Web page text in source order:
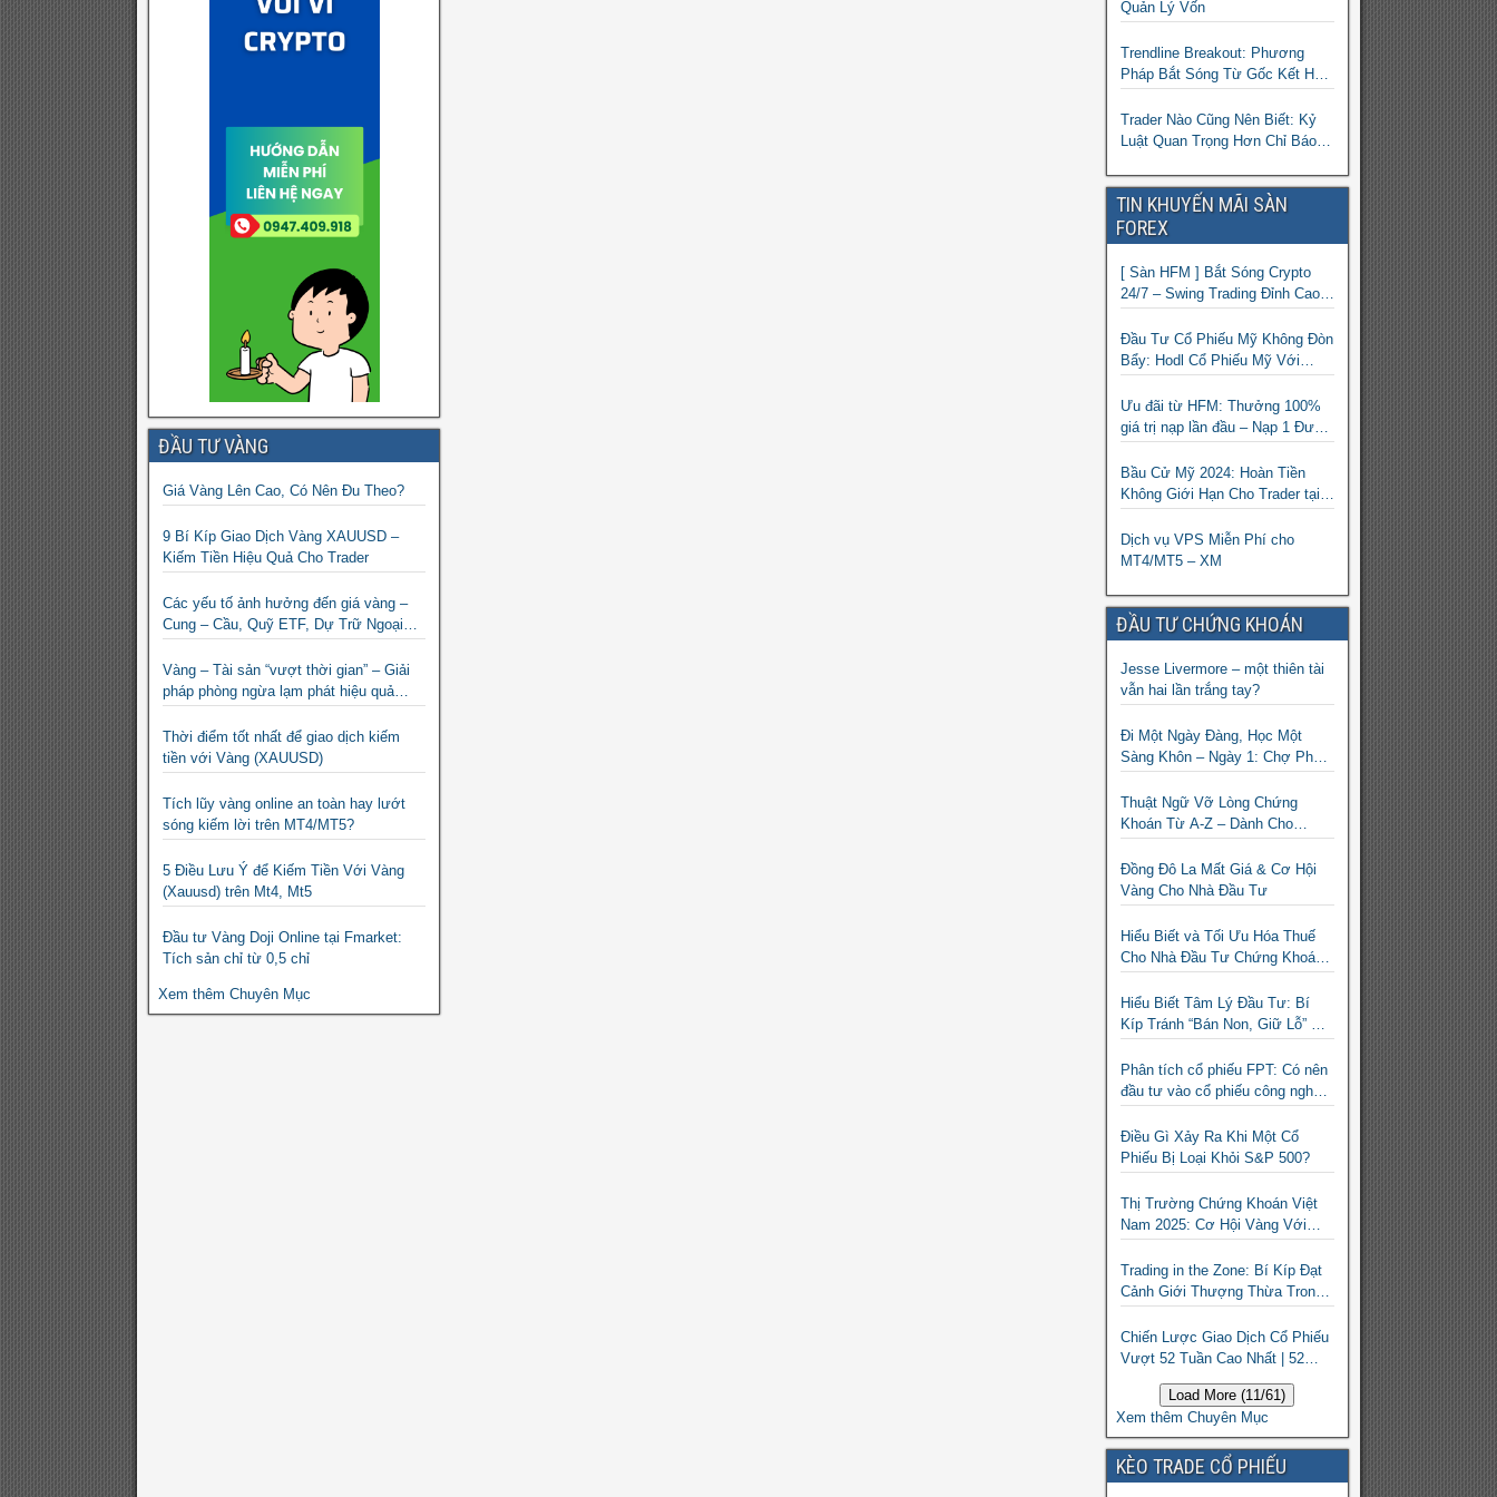
ĐẦU TƯ VÀNG
Giá Vàng Lên Cao, Có Nên Đu Theo?
9 Bí Kíp Giao Dịch Vàng XAUUSD –
Kiếm Tiền Hiệu Quả Cho Trader
Các yếu tố ảnh hưởng đến giá vàng –
Cung – Cầu, Quỹ ETF, Dự Trữ Ngoại
Vàng – Tài sản “vượt thời gian” – Giải
pháp phòng ngừa lạm phát hiệu quả
Thời điểm tốt nhất để giao dịch kiếm
tiền với Vàng (XAUUSD)
Tích lũy vàng online an toàn hay lướt
sóng kiếm lời trên MT4/MT5?
5 Điều Lưu Ý để Kiếm Tiền Với Vàng
(Xauusd) trên Mt4, Mt5
Đầu tư Vàng Doji Online tại Fmarket:
Tích sản chỉ từ 0,5 chỉ
Xem thêm Chuyên Mục
Quản Lý Vốn
Trendline Breakout: Phương
Pháp Bắt Sóng Từ Gốc Kết Hợp
Trader Forex
Trader Nào Cũng Nên Biết: Kỷ
Luật Quan Trọng Hơn Chỉ Báo
TIN KHUYẾN MÃI SÀN
FOREX
[ Sàn HFM ] Bắt Sóng Crypto
24/7 – Swing Trading Đỉnh Cao
Đầu Tư Cổ Phiếu Mỹ Không Đòn
Bẩy: Hodl Cổ Phiếu Mỹ Với
Đều Đều | cổ phiếu CFD
Ưu đãi từ HFM: Thưởng 100%
giá trị nạp lần đầu – Nạp 1 Được
Ngay!
Bầu Cử Mỹ 2024: Hoàn Tiền
Không Giới Hạn Cho Trader tại
Dịch vụ VPS Miễn Phí cho
MT4/MT5 – XM
ĐẦU TƯ CHỨNG KHOÁN
Jesse Livermore – một thiên tài
vẫn hai lần trắng tay?
Đi Một Ngày Đàng, Học Một
Sàng Khôn – Ngày 1: Chợ Phố
Thuật Ngữ Vỡ Lòng Chứng
Khoán Từ A-Z – Dành Cho
Đồng Đô La Mất Giá & Cơ Hội
Vàng Cho Nhà Đầu Tư
Hiểu Biết và Tối Ưu Hóa Thuế
Cho Nhà Đầu Tư Chứng Khoán
Hiểu Biết Tâm Lý Đầu Tư: Bí
Kíp Tránh “Bán Non, Giữ Lỗ” Để
Chứng Khoán
Phân tích cổ phiếu FPT: Có nên
đầu tư vào cổ phiếu công nghệ
Điều Gì Xảy Ra Khi Một Cổ
Phiếu Bị Loại Khỏi S&P 500?
Thị Trường Chứng Khoán Việt
Nam 2025: Cơ Hội Vàng Với
Trading in the Zone: Bí Kíp Đạt
Cảnh Giới Thượng Thừa Trong
Chiến Lược Giao Dịch Cổ Phiếu
Vượt 52 Tuần Cao Nhất | 52
Week High | Stock Screener
Load More (11/61)
Xem thêm Chuyên Mục
KÈO TRADE CỔ PHIẾU